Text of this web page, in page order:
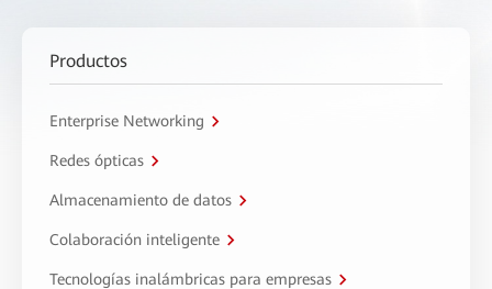
Productos
Enterprise Networking
Redes ópticas
Almacenamiento de datos
Colaboración inteligente
Tecnologías inalámbricas para empresas